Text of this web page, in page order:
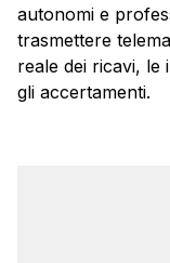
autonomi e
trasmettere
reale dei ricavi,
gli accertamenti.